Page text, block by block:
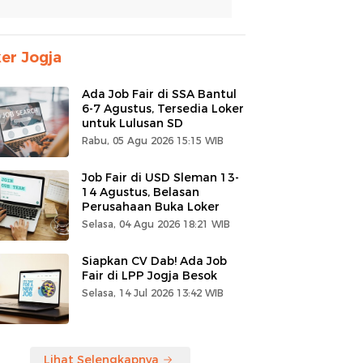
Jogja
Ada Job Fair di SSA Bantul
6-7 Agustus, Tersedia Loker
untuk Lulusan SD
Rabu, 05 Agu 2026 15:15 WIB
Job Fair di USD Sleman 13-
14 Agustus, Belasan
Perusahaan Buka Loker
Selasa, 04 Agu 2026 18:21 WIB
Siapkan CV Dab! Ada Job
Fair di LPP Jogja Besok
Selasa, 14 Jul 2026 13:42 WIB
Lihat Selengkapnya